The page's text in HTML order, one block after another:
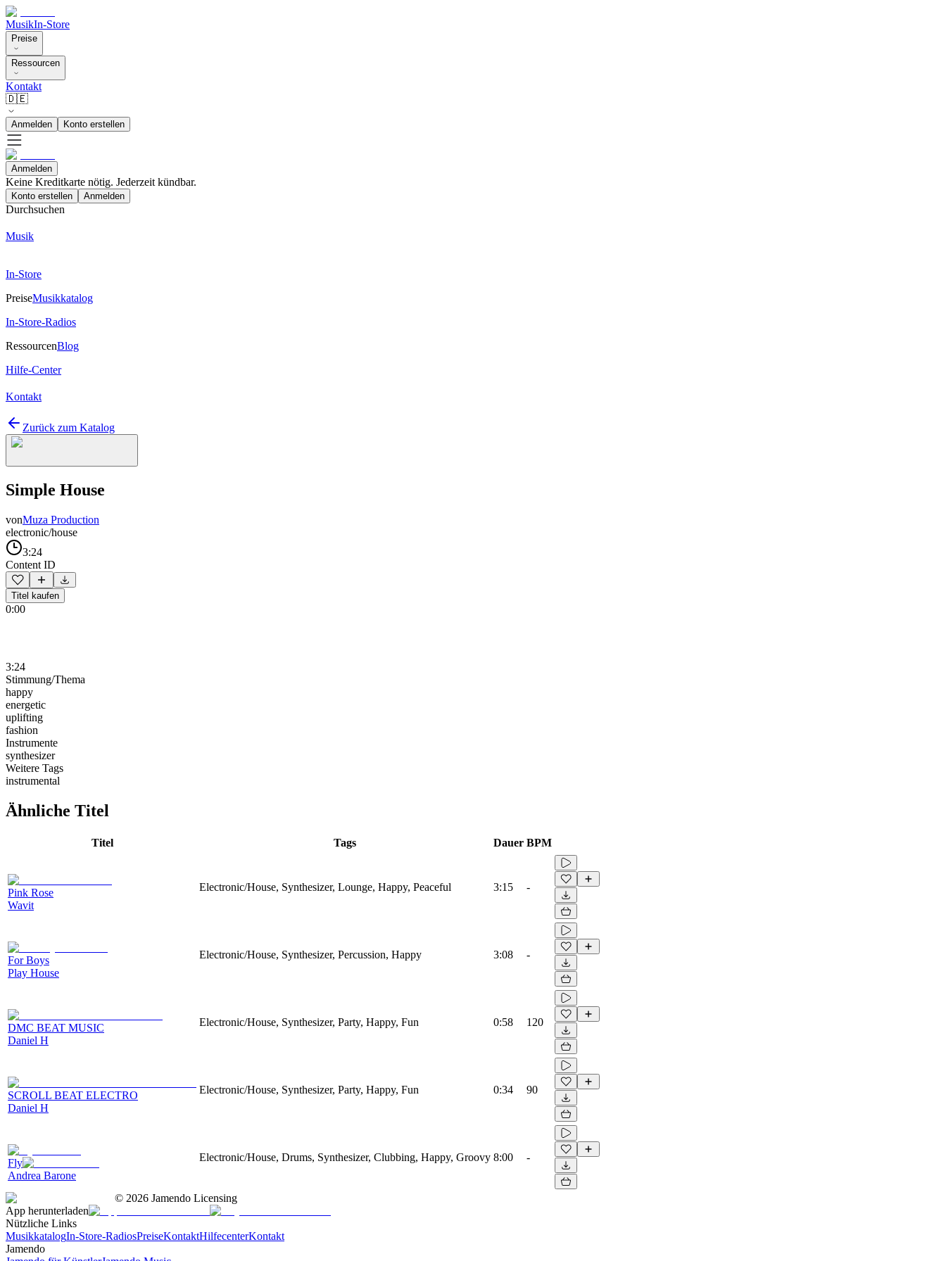
MusikIn-Store
Preise
Ressourcen
Kontakt
🇩🇪
Anmelden Konto erstellen
Anmelden
Keine Kreditkarte nötig. Jederzeit kündbar.
Konto erstellen Anmelden
Durchsuchen
Musik
In-Store
PreiseMusikkatalog
In-Store-Radios
RessourcenBlog
Hilfe-Center
Kontakt
Zurück zum Katalog
Simple House
vonMuza Production
electronic/house
3:24
Content ID
Titel kaufen
0:00
3:24
Stimmung/Thema
happy
energetic
uplifting
fashion
Instrumente
synthesizer
Weitere Tags
instrumental
Ähnliche Titel
Titel Tags Dauer BPM
Pink Rose
Wavit
Electronic/House, Synthesizer, Lounge, Happy, Peaceful 3:15 -
For Boys
Play House
Electronic/House, Synthesizer, Percussion, Happy 3:08 -
DMC BEAT MUSIC
Daniel H
Electronic/House, Synthesizer, Party, Happy, Fun 0:58 120
SCROLL BEAT ELECTRO
Daniel H
Electronic/House, Synthesizer, Party, Happy, Fun 0:34 90
Fly
Andrea Barone
Electronic/House, Drums, Synthesizer, Clubbing, Happy, Groovy 8:00 -
© 2026 Jamendo Licensing
App herunterladen
Nützliche Links
MusikkatalogIn-Store-RadiosPreiseKontaktHilfecenterKontakt
Jamendo